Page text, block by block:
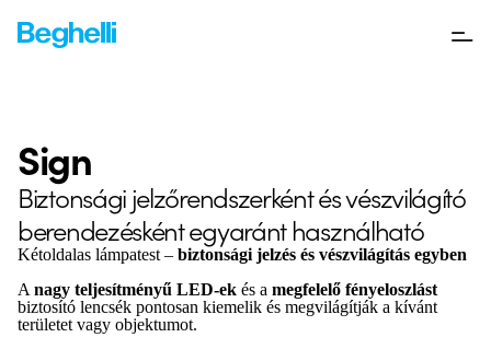
Sign
Biztonsági jelzőrendszerként és vészvilágító
berendezésként egyaránt használható
Kétoldalas lámpatest – biztonsági jelzés és vészvilágítás egyben
A nagy teljesítményű LED-ek és a megfelelő fényeloszlást
biztosító lencsék pontosan kiemelik és megvilágítják a kívánt
területet vagy objektumot.